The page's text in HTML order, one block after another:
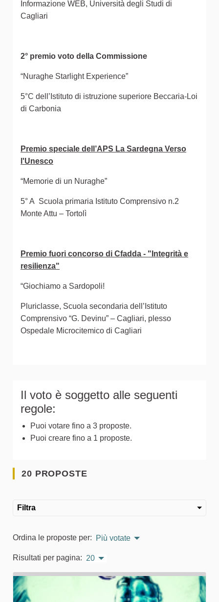
Informazione WEB, Università degli Studi di
Cagliari
2° premio voto della Commissione
“Nuraghe Starlight Experience”
5°C dell’Istituto di istruzione superiore Beccaria-Loi
di Carbonia
Premio speciale dell’APS La Sardegna Verso
l'Unesco
“Memorie di un Nuraghe”
5° A Scuola primaria Istituto Comprensivo n.2
Monte Attu – Tortolì
Premio fuori concorso di Cfadda - "Integrità e
resilienza"
“Giochiamo a Sardopoli!
Pluriclasse, Scuola secondaria dell’Istituto
Comprensivo “G. Devinu” – Cagliari, plesso
Ospedale Microcitemico di Cagliari
Il voto è soggetto alle seguenti
regole:
Puoi votare fino a 3 proposte.
Puoi creare fino a 1 proposte.
20 PROPOSTE
Filtra
Ordina le proposte per: Più votate
Risultati per pagina: 20